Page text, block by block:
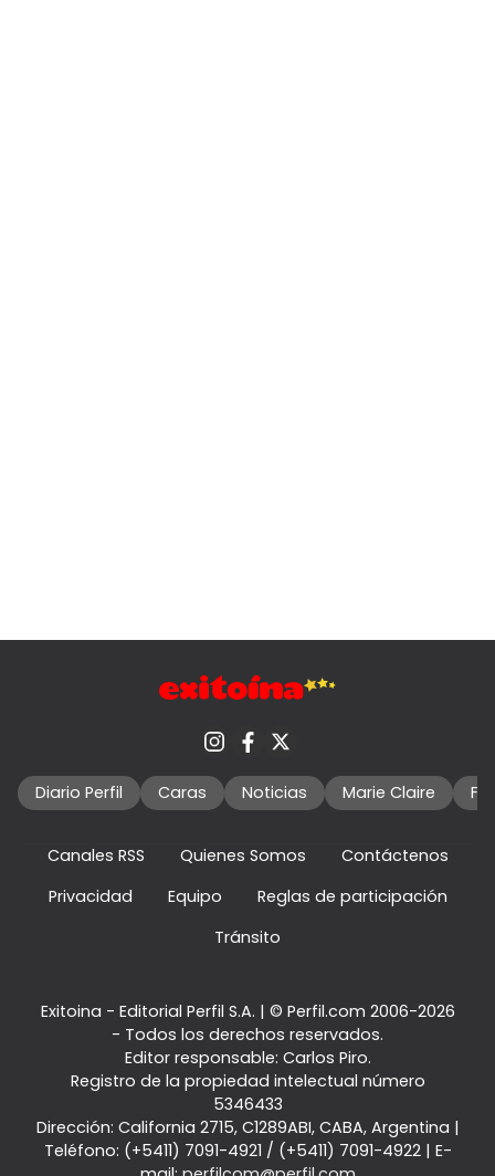
Diario Perfil Caras Noticias Marie Claire
Canales RSS Quienes Somos
Contáctenos
Privacidad
Equipo
Reglas de participación
Tránsito
Exitoina - Editorial Perfil S.A. | © Perfil.com 2006-2026
- Todos los derechos reservados.
Editor responsable: Carlos Piro.
Registro de la propiedad intelectual número
5346433
Dirección: California 2715, C1289ABI, CABA, Argentina |
Teléfono: (+5411) 7091-4921 / (+5411) 7091-4922| E-